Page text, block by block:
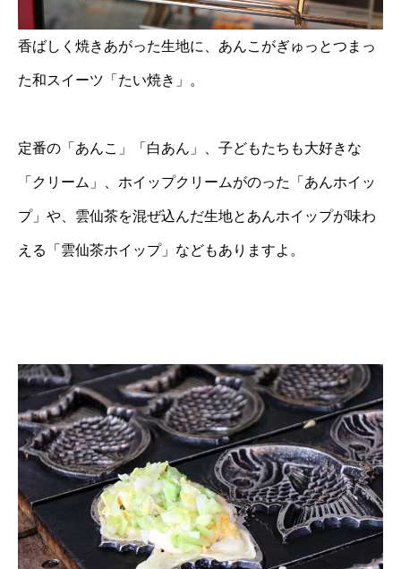
香ばしく焼きあがった生地に、あんこがぎゅっとつまっ
た和スイーツ「たい焼き」。
定番の「あんこ」「白あん」、子どもたちも大好きな
「クリーム」、ホイップクリームがのった「あんホイッ
プ」や、雲仙茶を混ぜ込んだ生地とあんホイップが味わ
える「雲仙茶ホイップ」などもありますよ。